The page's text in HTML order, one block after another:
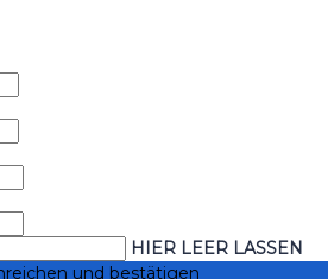
HIER LEER LASSEN